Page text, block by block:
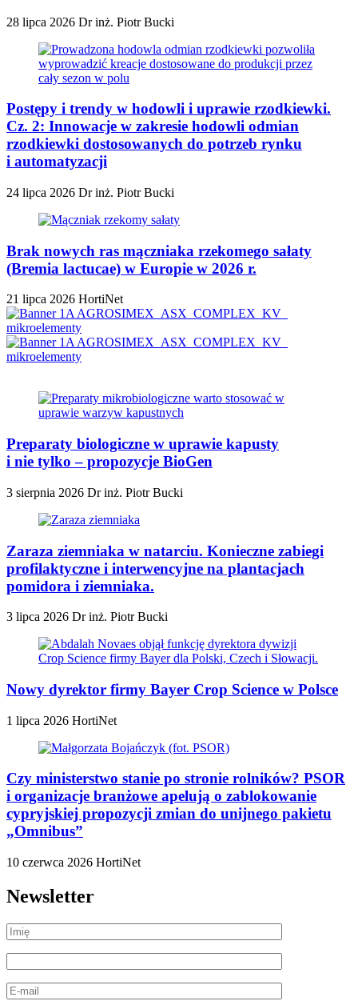
28 lipca 2026 Dr inż. Piotr Bucki
Postępy i trendy w hodowli i uprawie rzodkiewki.
Cz. 2: Innowacje w zakresie hodowli odmian
rzodkiewki dostosowanych do potrzeb rynku
i automatyzacji
24 lipca 2026 Dr inż. Piotr Bucki
Brak nowych ras mączniaka rzekomego sałaty
(Bremia lactucae) w Europie w 2026 r.
21 lipca 2026 HortiNet
Preparaty biologiczne w uprawie kapusty
i nie tylko – propozycje BioGen
3 sierpnia 2026 Dr inż. Piotr Bucki
Zaraza ziemniaka w natarciu. Konieczne zabiegi
profilaktyczne i interwencyjne na plantacjach
pomidora i ziemniaka.
3 lipca 2026 Dr inż. Piotr Bucki
Nowy dyrektor firmy Bayer Crop Science w Polsce
1 lipca 2026 HortiNet
Czy ministerstwo stanie po stronie rolników? PSOR
i organizacje branżowe apelują o zablokowanie
cypryjskiej propozycji zmian do unijnego pakietu
„Omnibus”
10 czerwca 2026 HortiNet
Newsletter